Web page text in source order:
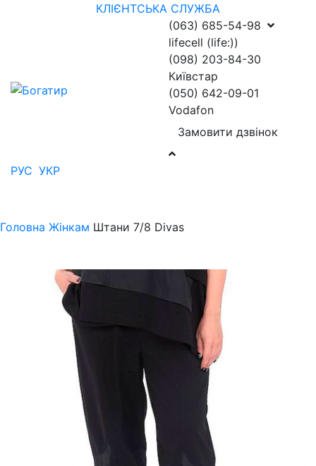
КЛІЄНТСЬКА СЛУЖБА
(063) 685-54-98
lifecell (life:))
(098) 203-84-30
Київстар
(050) 642-09-01
Vodafon
Замовити дзвінок
РУС УКР
Головна Жінкам Штани 7/8 Divas